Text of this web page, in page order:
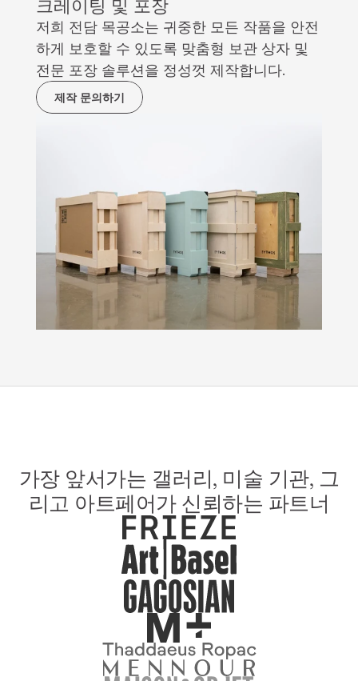
크레이팅 및 포장
저희 전담 목공소는 귀중한 모든 작품을 안전
하게 보호할 수 있도록 맞춤형 보관 상자 및
전문 포장 솔루션을 정성껏 제작합니다.
제작 문의하기
가장 앞서가는 갤러리, 미술 기관, 그
리고 아트페어가 신뢰하는 파트너